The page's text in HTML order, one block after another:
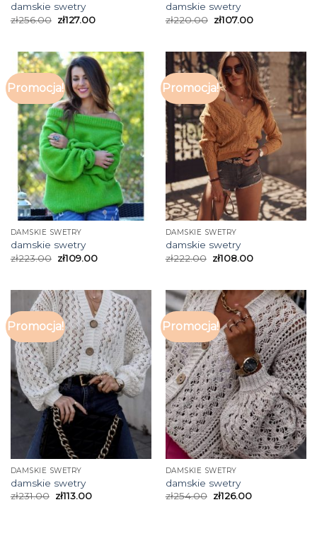
damskie swetry
zł256.00 zł127.00
damskie swetry
zł220.00 zł107.00
Promocja!
DAMSKIE SWETRY
damskie swetry
zł223.00 zł109.00
Promocja!
DAMSKIE SWETRY
damskie swetry
zł222.00 zł108.00
Promocja!
DAMSKIE SWETRY
damskie swetry
zł231.00 zł113.00
Promocja!
DAMSKIE SWETRY
damskie swetry
zł254.00 zł126.00